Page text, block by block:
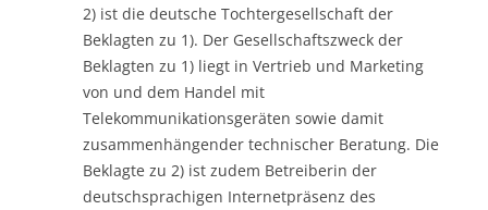
2) ist die deutsche Tochtergesellschaft der
Beklagten zu 1). Der Gesellschaftszweck der
Beklagten zu 1) liegt in Vertrieb und Marketing
von und dem Handel mit
Telekommunikationsgeräten sowie damit
zusammenhängender technischer Beratung. Die
Beklagte zu 2) ist zudem Betreiberin der
deutschsprachigen Internetpräsenz des